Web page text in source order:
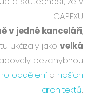
CAPEXU
v jedné kanceláři,
ukázaly jako velká
bezchybnou
oddělení a našich
architektů.